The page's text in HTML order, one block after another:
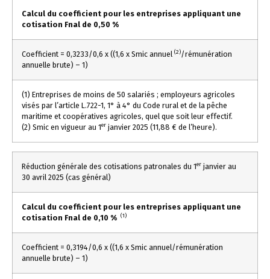
Calcul du coefficient pour les entreprises appliquant une
cotisation Fnal de 0,50 %
Coefficient = 0,3233/0,6 x ((1,6 x Smic annuel (2)/rémunération
annuelle brute) – 1)
(1) Entreprises de moins de 50 salariés ; employeurs agricoles
visés par l’article L.722-1, 1° à 4° du Code rural et de la pêche
maritime et coopératives agricoles, quel que soit leur effectif.
(2) Smic en vigueur au 1er janvier 2025 (11,88 € de l’heure).
Réduction générale des cotisations patronales du 1er janvier au
30 avril 2025 (cas général)
Calcul du coefficient pour les entreprises appliquant une
cotisation Fnal de 0,10 % (1)
Coefficient = 0,3194/0,6 x ((1,6 x Smic annuel/rémunération
annuelle brute) – 1)